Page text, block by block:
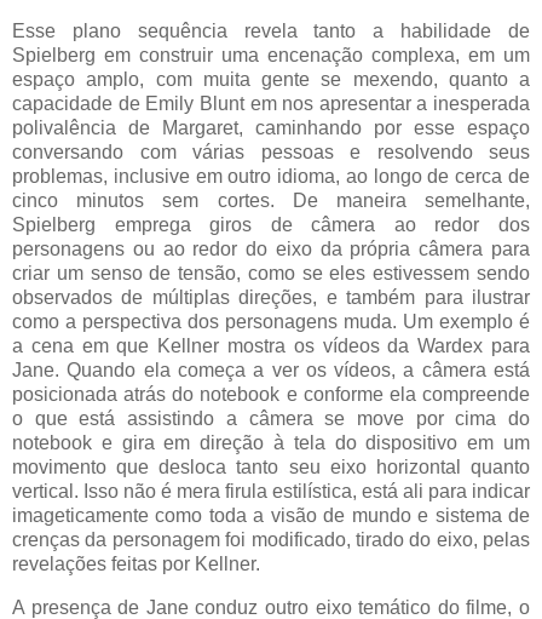
Esse plano sequência revela tanto a habilidade de
Spielberg em construir uma encenação complexa, em um
espaço amplo, com muita gente se mexendo, quanto a
capacidade de Emily Blunt em nos apresentar a inesperada
polivalência de Margaret, caminhando por esse espaço
conversando com várias pessoas e resolvendo seus
problemas, inclusive em outro idioma, ao longo de cerca de
cinco minutos sem cortes. De maneira semelhante,
Spielberg emprega giros de câmera ao redor dos
personagens ou ao redor do eixo da própria câmera para
criar um senso de tensão, como se eles estivessem sendo
observados de múltiplas direções, e também para ilustrar
como a perspectiva dos personagens muda. Um exemplo é
a cena em que Kellner mostra os vídeos da Wardex para
Jane. Quando ela começa a ver os vídeos, a câmera está
posicionada atrás do notebook e conforme ela compreende
o que está assistindo a câmera se move por cima do
notebook e gira em direção à tela do dispositivo em um
movimento que desloca tanto seu eixo horizontal quanto
vertical. Isso não é mera firula estilística, está ali para indicar
imageticamente como toda a visão de mundo e sistema de
crenças da personagem foi modificado, tirado do eixo, pelas
revelações feitas por Kellner.
A presença de Jane conduz outro eixo temático do filme, o